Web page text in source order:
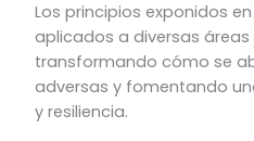
Los principios exponidos
aplicados a diversas áreas
transformando cómo se
adversas y fomentando
y resiliencia.